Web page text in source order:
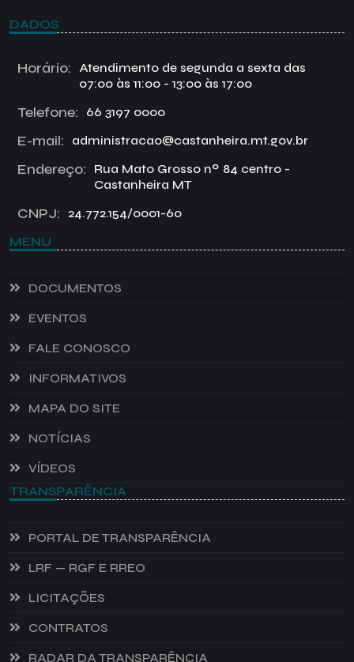
DADOS
Horário:
Atendimento de segunda a sexta das
07:00 às 11:00 - 13:00 às 17:00
Telefone: 66 3197 0000
E-mail: administracao@castanheira.mt.gov.br
Endereço:
Rua Mato Grosso nº 84 centro -
Castanheira MT
CNPJ: 24.772.154/0001-60
MENU
DOCUMENTOS
EVENTOS
FALE CONOSCO
INFORMATIVOS
MAPA DO SITE
NOTÍCIAS
VÍDEOS
TRANSPARÊNCIA
PORTAL DE TRANSPARÊNCIA
LRF — RGF E RREO
LICITAÇÕES
CONTRATOS
RADAR DA TRANSPARÊNCIA